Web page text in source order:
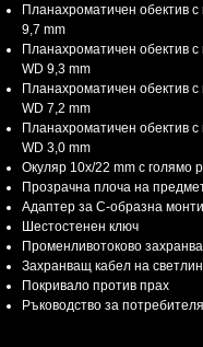
Планахроматичен обектив
9,7 mm
Планахроматичен обектив
WD 9,3 mm
Планахроматичен обектив
WD 7,2 mm
Планахроматичен обектив
WD 3,0 mm
Окуляр 10x/22 mm с голямо
Прозрачна плоча на
Адаптер за C-образна
Шестостенен ключ
Променливотоково
Захранващ кабел на
Покривало против прах
Ръководство за